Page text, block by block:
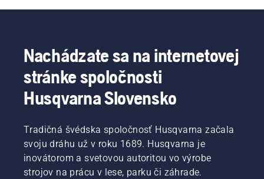
Nachádzate sa na internetovej
stránke spoločnosti
Husqvarna Slovensko
Tradičná švédska spoločnosť Husqvarna začala
svoju dráhu už v roku 1689. Husqvarna je
inovátorom a svetovou autoritou vo výrobe
strojov na prácu v lese, parku či záhrade.